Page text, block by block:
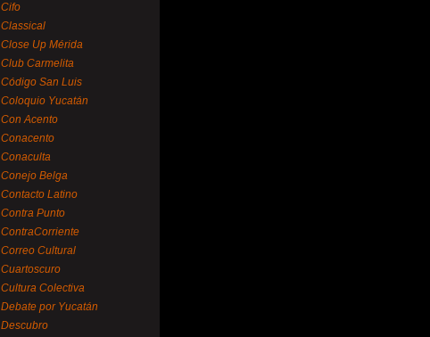
Cifo
Classical
Close Up Mérida
Club Carmelita
Código San Luis
Coloquio Yucatán
Con Acento
Conacento
Conaculta
Conejo Belga
Contacto Latino
Contra Punto
ContraCorriente
Correo Cultural
Cuartoscuro
Cultura Colectiva
Debate por Yucatán
Descubro